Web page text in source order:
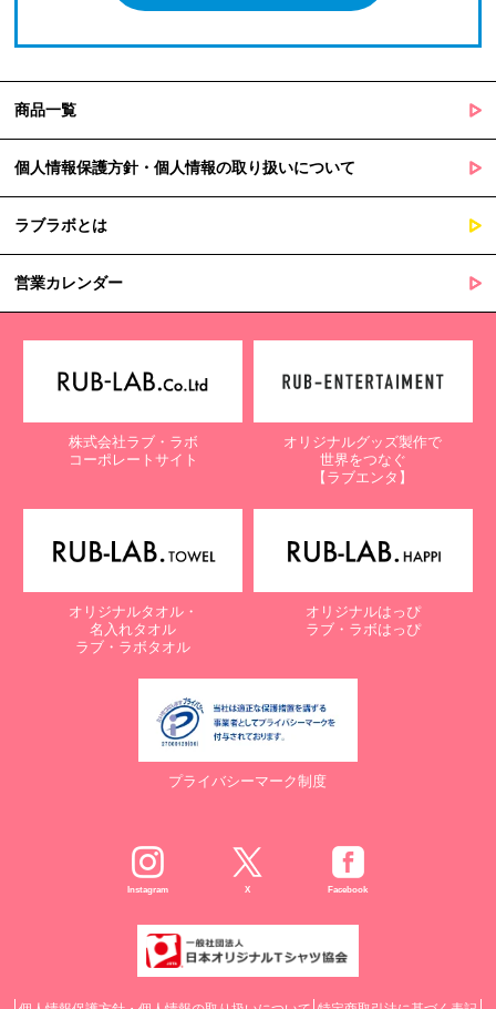
商品一覧
個人情報保護方針・個人情報の取り扱いについて
ラブラボとは
営業カレンダー
株式会社ラブ・ラボ
コーポレートサイト
オリジナルグッズ製作で
世界をつなぐ
【ラブエンタ】
オリジナルタオル・
名入れタオル
ラブ・ラボタオル
オリジナルはっぴ
ラブ・ラボはっぴ
プライバシーマーク制度
Instagram X Facebook